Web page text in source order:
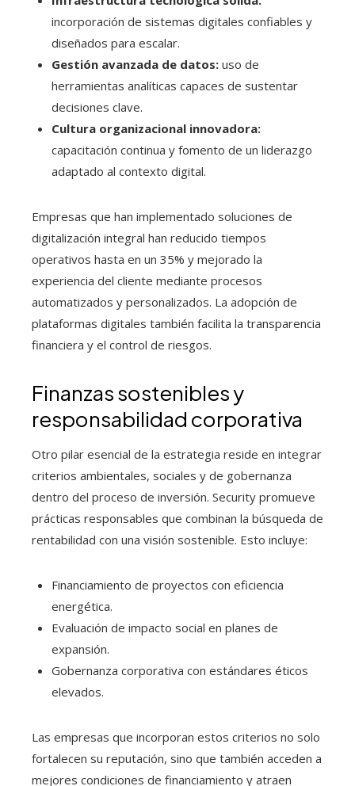
incorporación de sistemas digitales confiables y
diseñados para escalar.
Gestión avanzada de datos: uso de
herramientas analíticas capaces de sustentar
decisiones clave.
Cultura organizacional innovadora:
capacitación continua y fomento de un liderazgo
adaptado al contexto digital.
Empresas que han implementado soluciones de
digitalización integral han reducido tiempos
operativos hasta en un 35% y mejorado la
experiencia del cliente mediante procesos
automatizados y personalizados. La adopción de
plataformas digitales también facilita la transparencia
financiera y el control de riesgos.
Finanzas sostenibles y
responsabilidad corporativa
Otro pilar esencial de la estrategia reside en integrar
criterios ambientales, sociales y de gobernanza
dentro del proceso de inversión. Security promueve
prácticas responsables que combinan la búsqueda de
rentabilidad con una visión sostenible. Esto incluye:
Financiamiento de proyectos con eficiencia
energética.
Evaluación de impacto social en planes de
expansión.
Gobernanza corporativa con estándares éticos
elevados.
Las empresas que incorporan estos criterios no solo
fortalecen su reputación, sino que también acceden a
mejores condiciones de financiamiento y atraen